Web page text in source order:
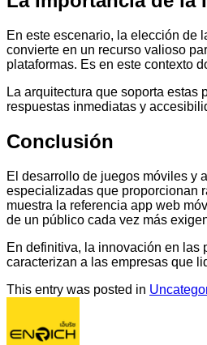
En este escenario, la elección de
convierte en un recurso valioso
plataformas. Es en este contexto
La arquitectura que soporta
respuestas inmediatas y
Conclusión
El desarrollo de juegos móviles y
especializadas que proporcionan
muestra la referencia app web
de un público cada vez más
En definitiva, la innovación en las
caracterizan a las empresas que
This entry was posted in